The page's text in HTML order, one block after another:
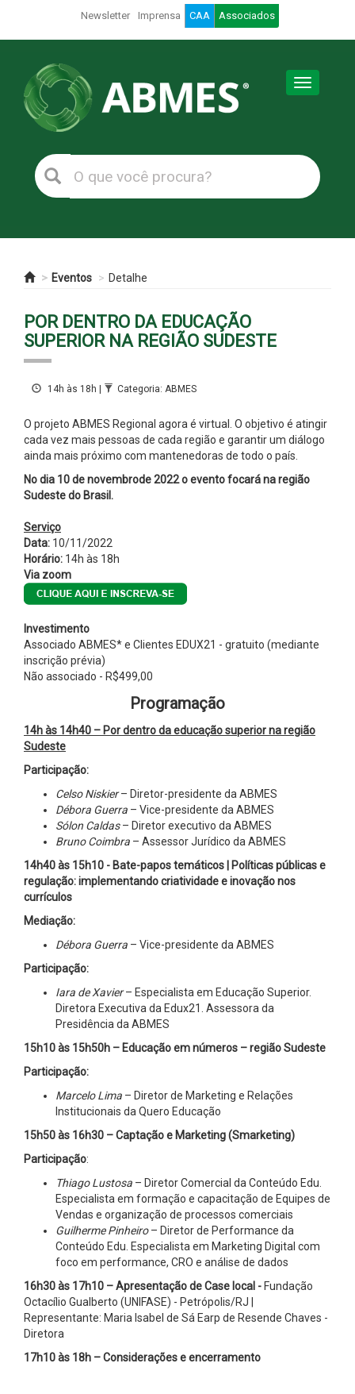
Newsletter Imprensa CAA Associados
Toggle
Eventos Detalhe
POR DENTRO DA EDUCAÇÃO
SUPERIOR NA REGIÃO SUDESTE
14h às 18h | Categoria: ABMES
O projeto ABMES Regional agora é virtual. O objetivo é atingir
cada vez mais pessoas de cada região e garantir um diálogo
ainda mais próximo com mantenedoras de todo o país.
No dia 10 de novembrode 2022 o evento focará na região
Sudeste do Brasil.
Serviço
Data: 10/11/2022
Horário: 14h às 18h
Via zoom
Investimento
Associado ABMES* e Clientes EDUX21 - gratuito (mediante
inscrição prévia)
Não associado - R$499,00
Programação
14h às 14h40 – Por dentro da educação superior na região
Sudeste
Participação:
Celso Niskier– Diretor-presidente da ABMES
Débora Guerra – Vice-presidente da ABMES
Sólon Caldas– Diretor executivo da ABMES
Bruno Coimbra – Assessor Jurídico da ABMES
14h40 às 15h10 - Bate-papos temáticos | Políticas públicas e
regulação: implementando criatividade e inovação nos
currículos
Mediação:
Débora Guerra – Vice-presidente da ABMES
Participação:
Iara de Xavier– Especialista em Educação Superior.
Diretora Executiva da Edux21. Assessora da
Presidência da ABMES
15h10 às 15h50h – Educação em números – região Sudeste
Participação:
Marcelo Lima – Diretor de Marketing e Relações
Institucionais da Quero Educação
15h50 às 16h30 – Captação e Marketing (Smarketing)
Participação:
Thiago Lustosa – Diretor Comercial da Conteúdo Edu.
Especialista em formação e capacitação de Equipes de
Vendas e organização de processos comerciais
Guilherme Pinheiro– Diretor de Performance da
Conteúdo Edu. Especialista em Marketing Digital com
foco em performance, CRO e análise de dados
16h30 às 17h10 – Apresentação de Case local - Fundação
Octacílio Gualberto (UNIFASE) - Petrópolis/RJ |
Representante: Maria Isabel de Sá Earp de Resende Chaves -
Diretora
17h10 às 18h – Considerações e encerramento